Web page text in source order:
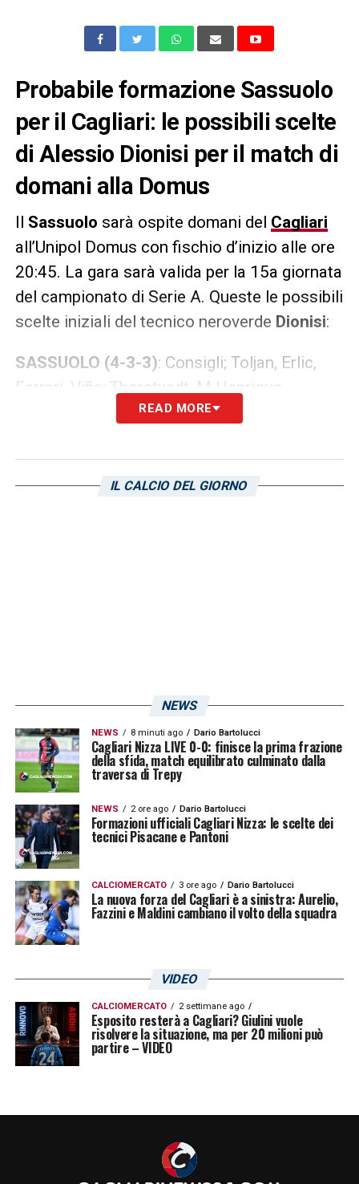
Probabile formazione Sassuolo
per il Cagliari: le possibili scelte
di Alessio Dionisi per il match di
domani alla Domus
Il Sassuolo sarà ospite domani del Cagliari
all’Unipol Domus con fischio d’inizio alle ore
20:45. La gara sarà valida per la 15a giornata
del campionato di Serie A. Queste le possibili
scelte iniziali del tecnico neroverde Dionisi:
SASSUOLO (4-3-3): Consigli; Toljan, Erlic,
Ferrari, Viña; Thorstvedt, M.Henrique,
Bajrami; Castillejo, Laurienté, Pinamonti.
LA PLAYLIST DELLE NOSTRE TOP NEWS
READ MORE
IL CALCIO DEL GIORNO
NEWS
NEWS 8 minuti ago Dario Bartolucci
Cagliari Nizza LIVE 0-0: finisce la prima frazione
della sfida, match equilibrato culminato dalla
traversa di Trepy
NEWS 2 ore ago Dario Bartolucci
Formazioni ufficiali Cagliari Nizza: le scelte dei
tecnici Pisacane e Pantoni
CALCIOMERCATO 3 ore ago Dario Bartolucci
La nuova forza del Cagliari è a sinistra: Aurelio,
Fazzini e Maldini cambiano il volto della squadra
VIDEO
CALCIOMERCATO 2 settimane ago
Esposito resterà a Cagliari? Giulini vuole
risolvere la situazione, ma per 20 milioni può
partire – VIDEO